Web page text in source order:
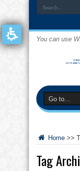
You can use
Home >>
Tag